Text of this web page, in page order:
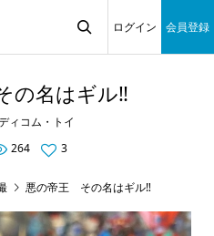
ログイン 会員登録
名はギル‼️
ィコム・トイ
264 3
悪の帝王 その名はギル‼️